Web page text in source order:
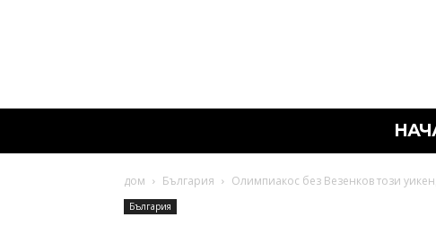
дом България Олимпиакос без Везенков този
България